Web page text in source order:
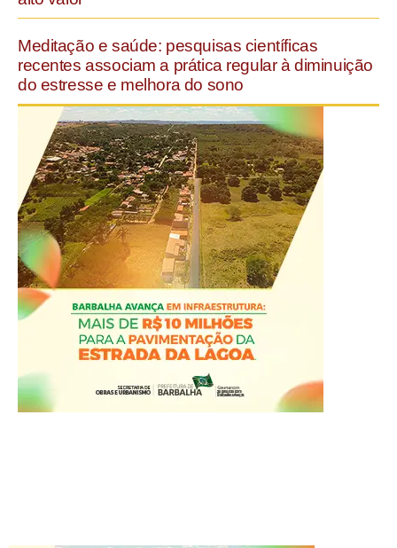
Meditação e saúde: pesquisas científicas
recentes associam a prática regular à diminuição
do estresse e melhora do sono